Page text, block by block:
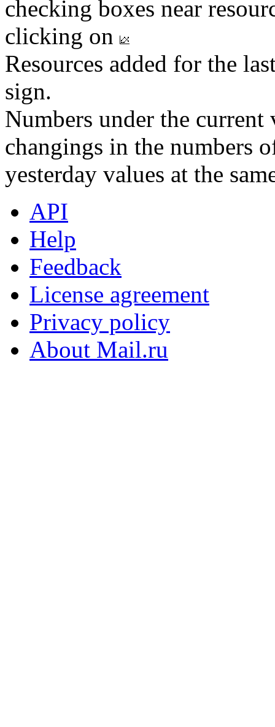
checking boxes near
clicking on
Resources added for the
sign.
Numbers under the
changings in the numbers
yesterday values at the
API
Help
Feedback
License agreement
Privacy policy
About Mail.ru